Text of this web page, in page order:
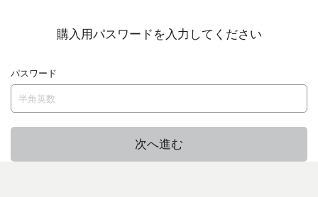
購入用パスワードを入力してください
パスワード
次へ進む